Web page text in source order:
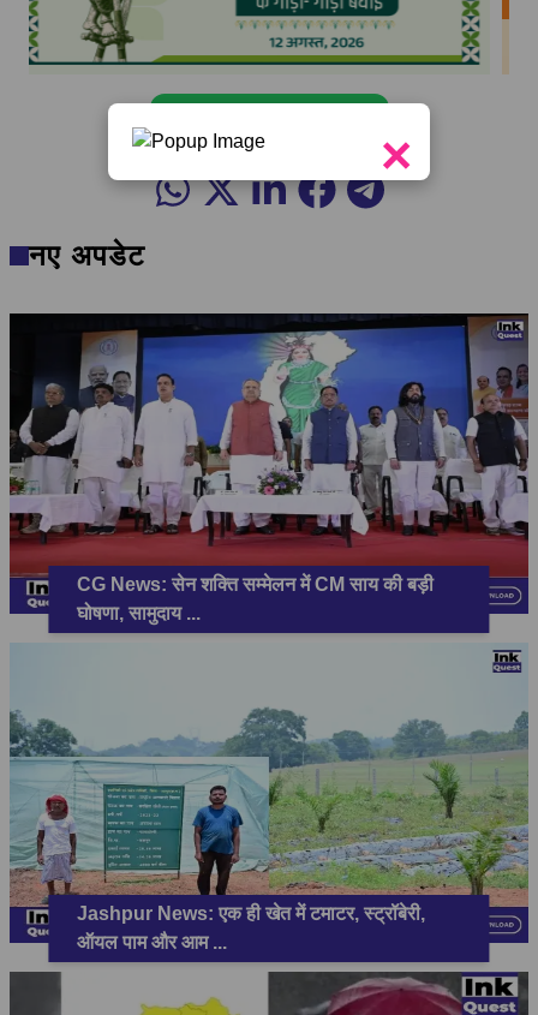
×
नए अपडेट
CG News: सेन शक्ति सम्मेलन में CM साय की बड़ी
घोषणा, सामुदाय...
Jashpur News: एक ही खेत में टमाटर, स्ट्रॉबेरी,
ऑयल पाम और आम...